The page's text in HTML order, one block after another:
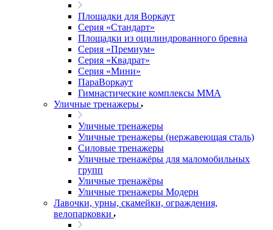
Площадки для Воркаут
Серия «Стандарт»
Площадки из оцилиндрованного бревна
Серия «Премиум»
Серия «Квадрат»
Серия «Мини»
ПараВоркаут
Гимнастические комплексы ММА
Уличные тренажеры
Уличные тренажеры
Уличные тренажеры (нержавеющая сталь)
Силовые тренажеры
Уличные тренажёры для маломобильных
групп
Уличные тренажёры
Уличные тренажеры Модерн
Лавочки, урны, скамейки, ограждения,
велопарковки